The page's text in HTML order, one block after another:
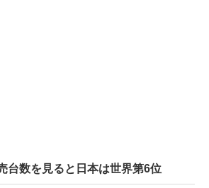
台数を見ると日本は世界第6位